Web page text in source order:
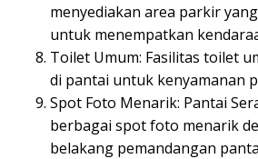
menyediakan area parkir
untuk menempatkan
Toilet Umum: Fasilitas toilet
di pantai untuk kenyamanan
Spot Foto Menarik: Pantai
berbagai spot foto menarik
belakang pemandangan